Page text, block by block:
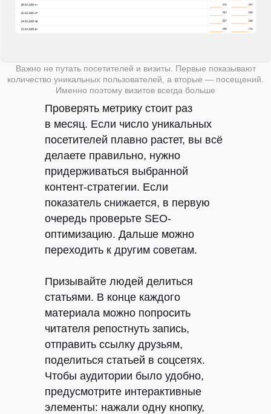
Важно не путать посетителей и визиты. Первые показывают
количество уникальных пользователей, а вторые — посещений.
Именно поэтому визитов всегда больше
Проверять метрику стоит раз
в месяц. Если число уникальных
посетителей плавно растет, вы всё
делаете правильно, нужно
придерживаться выбранной
контент-стратегии. Если
показатель снижается, в первую
очередь проверьте SEO-
оптимизацию. Дальше можно
переходить к другим советам.
Призывайте людей делиться
статьями. В конце каждого
материала можно попросить
читателя репостнуть запись,
отправить ссылку друзьям,
поделиться статьей в соцсетях.
Чтобы аудитории было удобно,
предусмотрите интерактивные
элементы: нажали одну кнопку,